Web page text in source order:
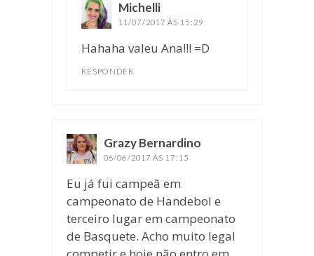
Michelli
11/07/2017 ÀS 15:29
Hahaha valeu Ana!!! =D
RESPONDER
Grazy Bernardino
06/06/2017 ÀS 17:15
Eu já fui campeã em
campeonato de Handebol e
terceiro lugar em campeonato
de Basquete. Acho muito legal